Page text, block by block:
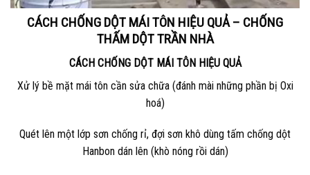
CÁCH CHỐNG DỘT MÁI TÔN HIỆU QUẢ – CHỐNG
THẤM DỘT TRẦN NHÀ
CÁCH CHỐNG DỘT MÁI TÔN HIỆU QUẢ
Xử lý bề mặt mái tôn cần sửa chữa (đánh mài những phần bị Oxi
hoá)
Quét lên một lớp sơn chống rỉ, đợi sơn khô dùng tấm chống dột
Hanbon dán lên (khò nóng rồi dán)